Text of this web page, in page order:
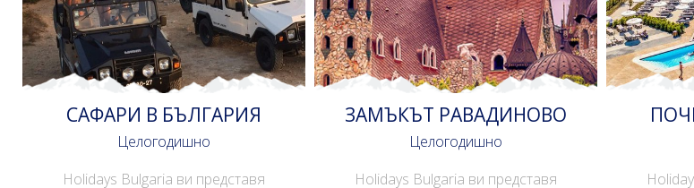
САФАРИ В БЪЛГАРИЯ
Целогодишно
Holidays Bulgaria ви представя
ЗАМЪКЪТ РАВАДИНОВО
Целогодишно
Holidays Bulgaria ви представя